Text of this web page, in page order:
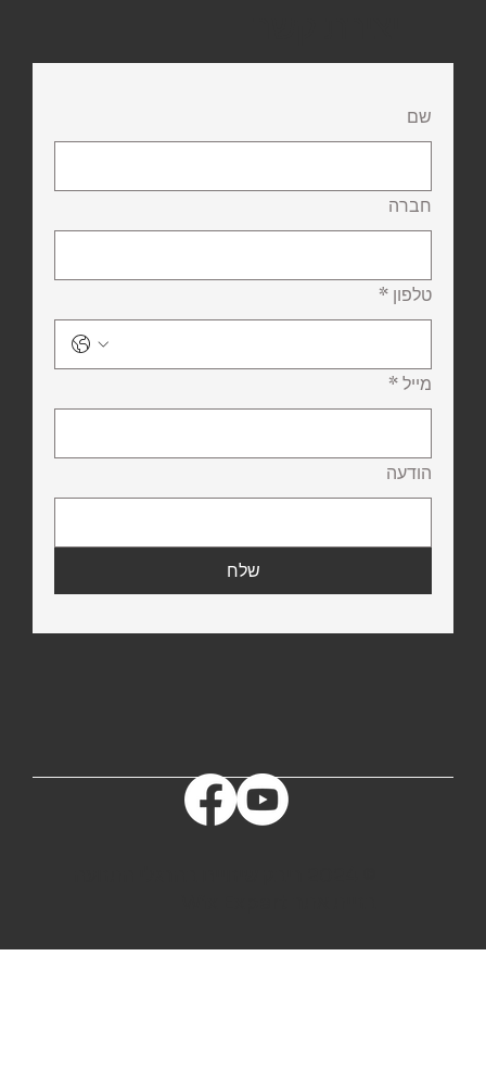
שם
חברה
טלפון *
מייל*
הודעה
שלח